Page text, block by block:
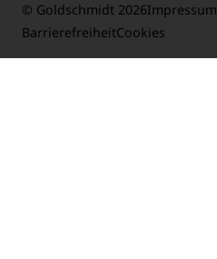
© Goldschmidt 2026Impressum
BarrierefreiheitCookies